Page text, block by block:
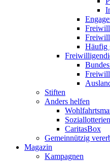
Häufig
Stiften
Anders helfen
Soziallotterien
CaritasBox
Gemeinnützig
Magazin
Kampagnen